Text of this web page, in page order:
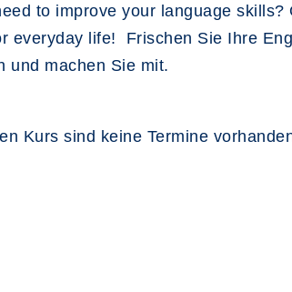
to improve your language skills?
everyday life! Frischen Sie Ihre
und machen Sie mit.
Kurs sind keine Termine